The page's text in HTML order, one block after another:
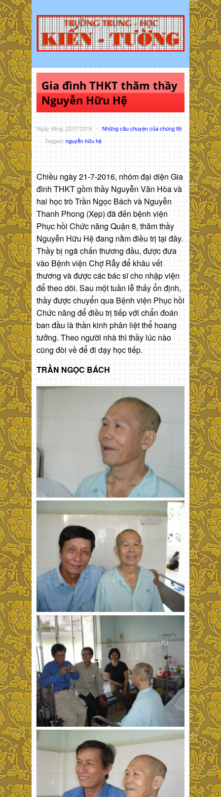
Gia đình THKT thăm thầy
Nguyễn Hữu Hệ
Ngày đăng: 22/07/2016 - Những câu chuyện của chúng tôi
- Tagged: nguyễn hữu hệ
Chiều ngày 21-7-2016, nhóm đại diện Gia
đình THKT gồm thầy Nguyễn Văn Hòa và
hai học trò Trần Ngọc Bách và Nguyễn
Thanh Phong (Xẹp) đã đến bệnh viện
Phục hồi Chức năng Quận 8, thăm thầy
Nguyễn Hữu Hệ đang nằm điều trị tại đây.
Thầy bị ngã chấn thương đầu, được đưa
vào Bệnh viện Chợ Rẫy để khâu vết
thương và được các bác sĩ cho nhập viện
để theo dõi. Sau một tuần lễ thấy ổn định,
thầy được chuyển qua Bệnh viện Phục hồi
Chức năng để điều trị tiếp với chẩn đoán
ban đầu là thần kinh phân liệt thể hoang
tưởng. Theo người nhà thì thầy lúc nào
cũng đòi về để đi dạy học tiếp.
TRẦN NGỌC BÁCH